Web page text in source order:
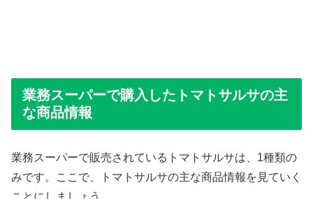
業務スーパーで購入したトマトサルサの主
な商品情報
業務スーパーで販売されているトマトサルサは、1種類の
みです。ここで、トマトサルサの主な商品情報を見ていく
ことにしましょう。